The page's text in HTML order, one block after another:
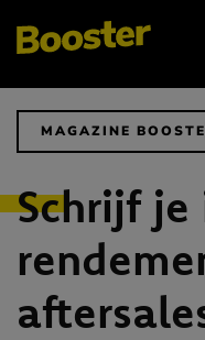
MAGAZINE
Schrijf je